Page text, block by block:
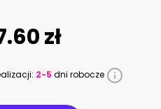
zł
2-5 dni robocze